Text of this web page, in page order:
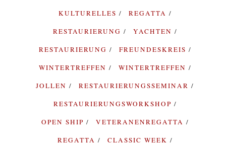
KULTURELLES
REGATTA
RESTAURIERUNG
YACHTEN
RESTAURIERUNG
FREUNDESKREIS
WINTERTREFFEN
WINTERTREFFEN
JOLLEN
RESTAURIERUNGSSEMINAR
RESTAURIERUNGSWORKSHOP
OPEN SHIP
VETERANENREGATTA
REGATTA
CLASSIC WEEK